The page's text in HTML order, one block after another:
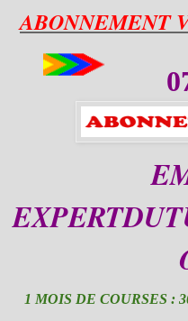
ABONNEMENT
1 MOIS DE COURSES :